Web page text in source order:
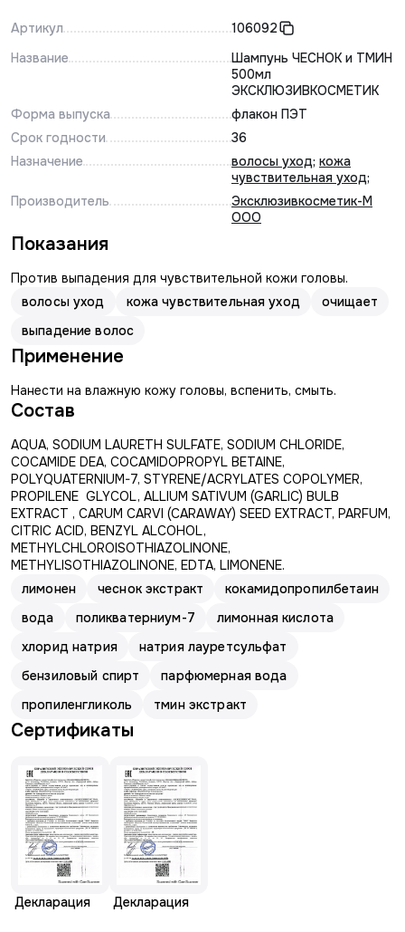
Артикул
106092
Название
Шампунь ЧЕСНОК и ТМИН
500мл
ЭКСКЛЮЗИВКОСМЕТИК
Форма выпуска
флакон ПЭТ
Срок годности
36
Назначение
волосы уход; кожа
чувствительная уход;
Производитель
Эксклюзивкосметик-М
ООО
Показания
Против выпадения для чувствительной кожи головы.
волосы уход
кожа чувствительная уход
очищает
выпадение волос
Применение
Нанести на влажную кожу головы, вспенить, смыть.
Состав
AQUA, SODIUM LAURETH SULFATE, SODIUM CHLORIDE,
COCAMIDE DEA, COCAMIDOPROPYL BETAINE,
POLYQUATERNIUM-7, STYRENE/ACRYLATES COPOLYMER,
PROPILENE GLYCOL, ALLIUM SATIVUM (GARLIC) BULB
EXTRACT , CARUM CARVI (CARAWAY) SEED EXTRACT, PARFUM,
CITRIC ACID, BENZYL ALCOHOL,
METHYLCHLOROISOTHIAZOLINONE,
METHYLISOTHIAZOLINONE, EDTA, LIMONENE.
лимонен
чеснок экстракт
кокамидопропилбетаин
вода
поликватерниум-7
лимонная кислота
хлорид натрия
натрия лауретсульфат
бензиловый спирт
парфюмерная вода
пропиленгликоль
тмин экстракт
Сертификаты
Декларация Декларация